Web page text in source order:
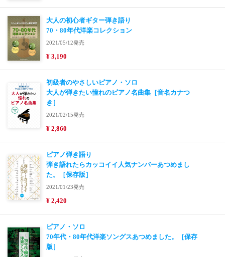
大人の初心者ギター弾き語り
70・80年代洋楽コレクション
2021/05/12発売
¥ 3,190
初級者のやさしいピアノ・ソロ
大人が弾きたい憧れのピアノ名曲集［音名カナつ
き］
2021/02/15発売
¥ 2,860
ピアノ弾き語り
弾き語れたらカッコイイ人気ナンバーあつめまし
た。［保存版］
2021/01/23発売
¥ 2,420
ピアノ・ソロ
70年代・80年代洋楽ソングスあつめました。［保存
版］